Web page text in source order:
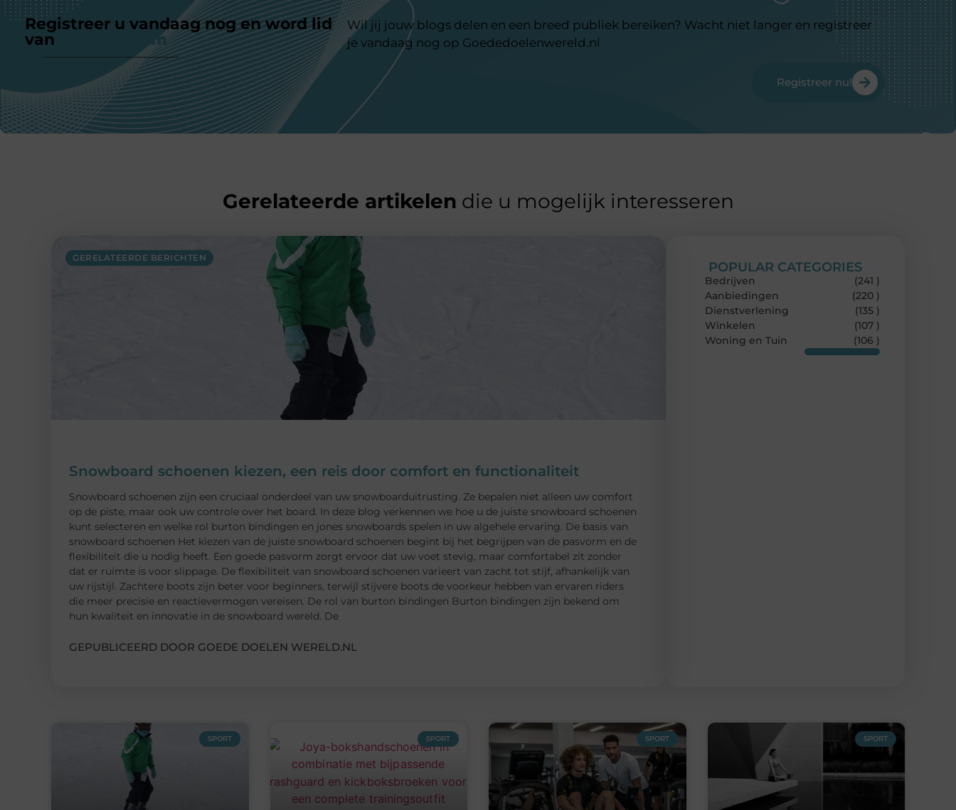
Registreer u vandaag nog en word lid
van
ons platform
Wil jij jouw blogs delen en een breed publiek bereiken? Wacht niet langer en registreer
je vandaag nog op Goededoelenwereld.nl
Registreer nu!
Gerelateerde artikelen die u mogelijk interesseren
GERELATEERDE BERICHTEN
Snowboard schoenen kiezen, een reis door comfort en functionaliteit
Snowboard schoenen zijn een cruciaal onderdeel van uw snowboarduitrusting. Ze bepalen niet alleen uw comfort
op de piste, maar ook uw controle over het board. In deze blog verkennen we hoe u de juiste snowboard schoenen
kunt selecteren en welke rol burton bindingen en jones snowboards spelen in uw algehele ervaring. De basis van
snowboard schoenen Het kiezen van de juiste snowboard schoenen begint bij het begrijpen van de pasvorm en de
flexibiliteit die u nodig heeft. Een goede pasvorm zorgt ervoor dat uw voet stevig, maar comfortabel zit zonder
dat er ruimte is voor slippage. De flexibiliteit van snowboard schoenen varieert van zacht tot stijf, afhankelijk van
uw rijstijl. Zachtere boots zijn beter voor beginners, terwijl stijvere boots de voorkeur hebben van ervaren riders
die meer precisie en reactievermogen vereisen. De rol van burton bindingen Burton bindingen zijn bekend om
hun kwaliteit en innovatie in de snowboard wereld. De
GEPUBLICEERD DOOR GOEDE DOELEN WERELD.NL
POPULAR CATEGORIES
Bedrijven
(241 )
Aanbiedingen
(220 )
Dienstverlening
(135 )
Winkelen
(107 )
Woning en Tuin
(106 )
SPORT SPORT SPORT SPORT